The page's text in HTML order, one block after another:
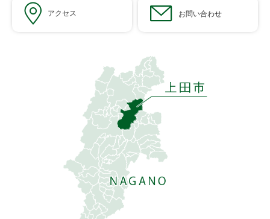
アクセス お問い合わせ